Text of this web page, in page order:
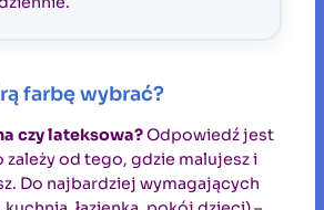
farbę wybrać?
czy lateksowa?Odpowiedź jest
od tego, gdzie malujesz i
Do najbardziej wymagających